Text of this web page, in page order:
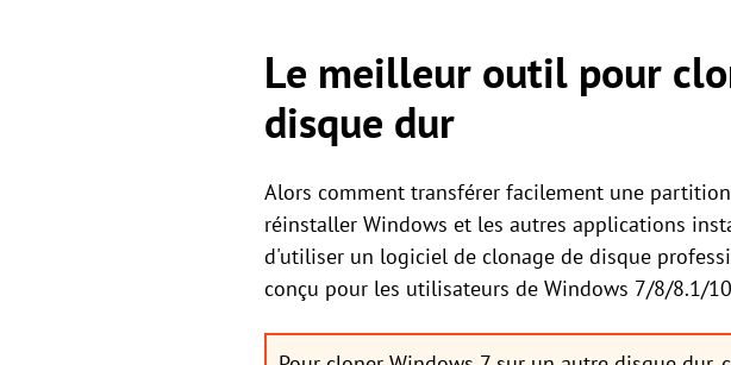
Le meilleur outil pour
disque dur
Alors comment transférer facilement une
réinstaller Windows et les autres applications
d'utiliser un logiciel de clonage de disque
conçu pour les utilisateurs de Windows 7/8/8.1/